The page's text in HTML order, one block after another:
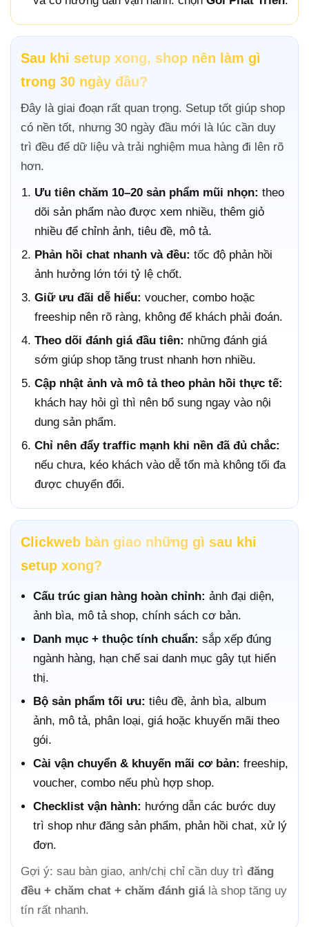
Sau khi setup xong, shop nên làm gì
trong 30 ngày đầu?
Đây là giai đoạn rất quan trọng. Setup tốt giúp shop
có nền tốt, nhưng 30 ngày đầu mới là lúc cần duy
trì đều để dữ liệu và trải nghiệm mua hàng đi lên rõ
hơn.
Ưu tiên chăm 10–20 sản phẩm mũi nhọn: theo
dõi sản phẩm nào được xem nhiều, thêm giỏ
nhiều để chỉnh ảnh, tiêu đề, mô tả.
Phản hồi chat nhanh và đều: tốc độ phản hồi
ảnh hưởng lớn tới tỷ lệ chốt.
Giữ ưu đãi dễ hiểu: voucher, combo hoặc
freeship nên rõ ràng, không để khách phải đoán.
Theo dõi đánh giá đầu tiên: những đánh giá
sớm giúp shop tăng trust nhanh hơn nhiều.
Cập nhật ảnh và mô tả theo phản hồi thực tế:
khách hay hỏi gì thì nên bổ sung ngay vào nội
dung sản phẩm.
Chỉ nên đẩy traffic mạnh khi nền đã đủ chắc:
nếu chưa, kéo khách vào dễ tốn mà không tối đa
được chuyển đổi.
Clickweb bàn giao những gì sau khi
setup xong?
Cấu trúc gian hàng hoàn chỉnh: ảnh đại diện,
ảnh bìa, mô tả shop, chính sách cơ bản.
Danh mục + thuộc tính chuẩn: sắp xếp đúng
ngành hàng, hạn chế sai danh mục gây tụt hiển
thị.
Bộ sản phẩm tối ưu: tiêu đề, ảnh bìa, album
ảnh, mô tả, phân loại, giá hoặc khuyến mãi theo
gói.
Cài vận chuyển & khuyến mãi cơ bản: freeship,
voucher, combo nếu phù hợp shop.
Checklist vận hành: hướng dẫn các bước duy
trì shop như đăng sản phẩm, phản hồi chat, xử lý
đơn.
Gợi ý: sau bàn giao, anh/chị chỉ cần duy trì đăng
đều + chăm chat + chăm đánh giálà shop tăng uy
tín rất nhanh.